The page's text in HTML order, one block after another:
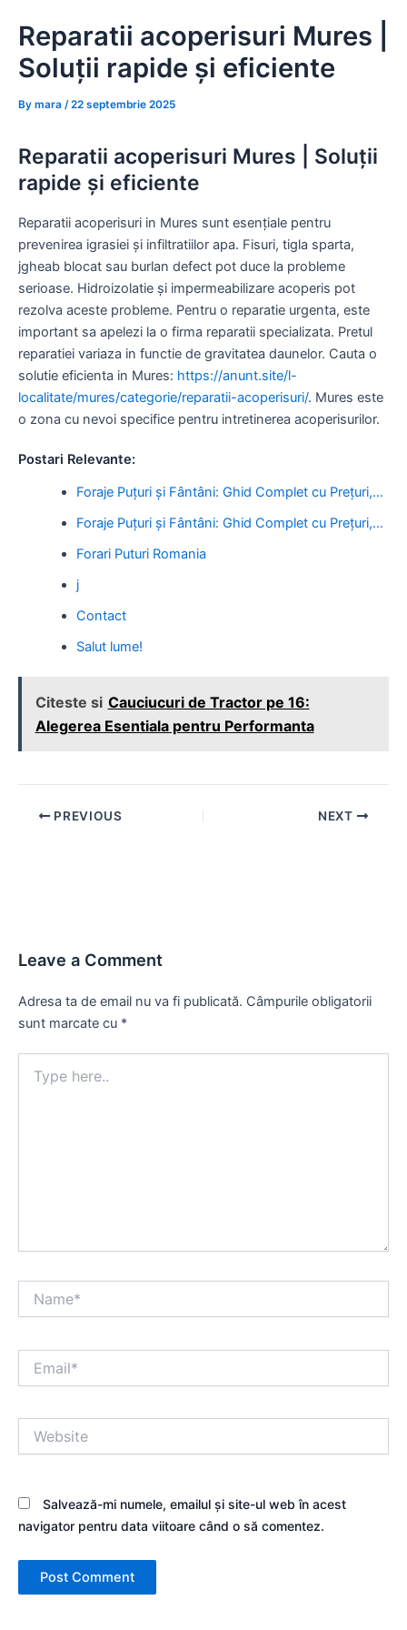
content
Reparatii acoperisuri Mures |
Soluții rapide și eficiente
By mara /22 septembrie 2025
Reparatii acoperisuri Mures | Soluții
rapide și eficiente
Reparatii acoperisuri in Mures sunt esențiale pentru
prevenirea igrasiei și infiltratiilor apa. Fisuri, tigla sparta,
jgheab blocat sau burlan defect pot duce la probleme
serioase. Hidroizolatie și impermeabilizare acoperis pot
rezolva aceste probleme. Pentru o reparatie urgenta, este
important sa apelezi la o firma reparatii specializata. Pretul
reparatiei variaza in functie de gravitatea daunelor. Cauta o
solutie eficienta in Mures: https://anunt.site/l-
localitate/mures/categorie/reparatii-acoperisuri/. Mures este
o zona cu nevoi specifice pentru intretinerea acoperisurilor.
Postari Relevante:
Foraje Puțuri și Fântâni: Ghid Complet cu Prețuri,…
Foraje Puțuri și Fântâni: Ghid Complet cu Prețuri,…
Forari Puturi Romania
j
Contact
Salut lume!
Citeste si Cauciucuri de Tractor pe 16:
Alegerea Esentiala pentru Performanta
Post PREVIOUS NEXT
Leave a Comment
Adresa ta de email nu va fi publicată. Câmpurile obligatorii
sunt marcate cu *
here..
Salvează-mi numele, emailul și site-ul web în acest
navigator pentru data viitoare când o să comentez.